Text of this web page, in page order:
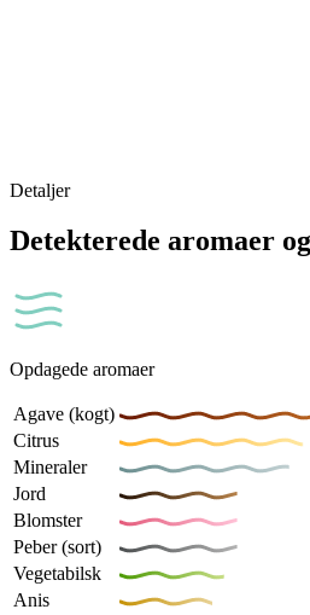
Detaljer
Detekterede aromaer
Opdagede aromaer
Agave (kogt)
Citrus
Mineraler
Jord
Blomster
Peber (sort)
Vegetabilsk
Anis